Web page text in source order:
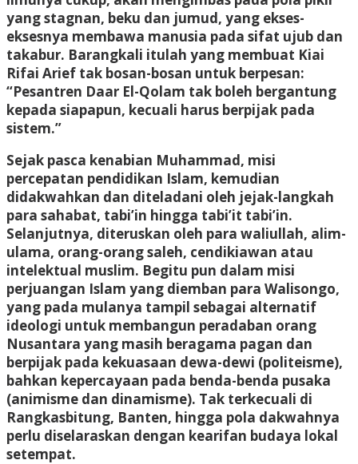
yang stagnan, beku dan jumud, yang ekses-
eksesnya membawa manusia pada sifat ujub dan
takabur. Barangkali itulah yang membuat Kiai
Rifai Arief tak bosan-bosan untuk berpesan:
“Pesantren Daar El-Qolam tak boleh bergantung
kepada siapapun, kecuali harus berpijak pada
sistem.”
Sejak pasca kenabian Muhammad, misi
percepatan pendidikan Islam, kemudian
didakwahkan dan diteladani oleh jejak-langkah
para sahabat, tabi’in hingga tabi’it tabi’in.
Selanjutnya, diteruskan oleh para waliullah, alim-
ulama, orang-orang saleh, cendikiawan atau
intelektual muslim. Begitu pun dalam misi
perjuangan Islam yang diemban para Walisongo,
yang pada mulanya tampil sebagai alternatif
ideologi untuk membangun peradaban orang
Nusantara yang masih beragama pagan dan
berpijak pada kekuasaan dewa-dewi (politeisme),
bahkan kepercayaan pada benda-benda pusaka
(animisme dan dinamisme). Tak terkecuali di
Rangkasbitung, Banten, hingga pola dakwahnya
perlu diselaraskan dengan kearifan budaya lokal
setempat.